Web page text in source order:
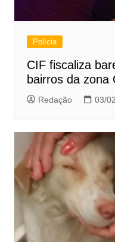
Polícia
CIF fiscaliza
bairros da zona
Redação 03/